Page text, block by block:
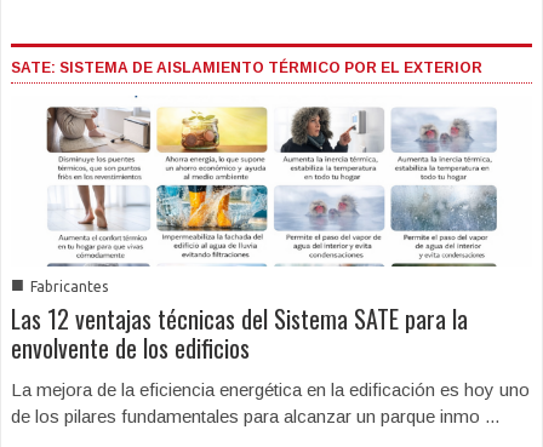
SATE: SISTEMA DE AISLAMIENTO TÉRMICO POR EL EXTERIOR
■ Fabricantes
Las 12 ventajas técnicas del Sistema SATE para la
envolvente de los edificios
La mejora de la eficiencia energética en la edificación es hoy uno
de los pilares fundamentales para alcanzar un parque inmo ...